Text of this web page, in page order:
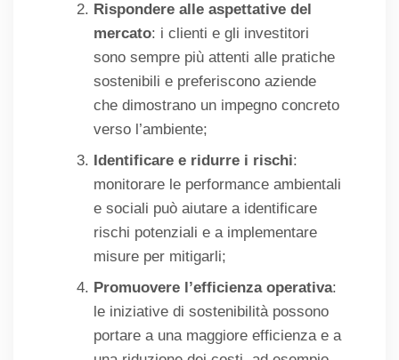
Rispondere alle aspettative del
mercato: i clienti e gli investitori
sono sempre più attenti alle pratiche
sostenibili e preferiscono aziende
che dimostrano un impegno concreto
verso l’ambiente;
Identificare e ridurre i rischi:
monitorare le performance ambientali
e sociali può aiutare a identificare
rischi potenziali e a implementare
misure per mitigarli;
Promuovere l’efficienza operativa:
le iniziative di sostenibilità possono
portare a una maggiore efficienza e a